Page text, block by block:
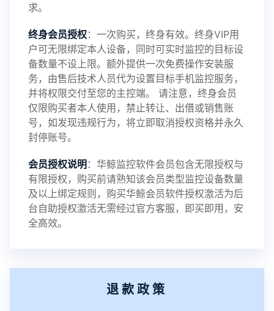
2024-10-08 V3.6
2024-03-16 V3.5
2023-01-12 V3.3
求。
终身会员授权：一次购买，终身有效。终身VIP用
户可无限绑定本人设备，同时可实时监控的目标设
备数量不设上限。额外提供一次免费操作安装服
务，由售后技术人员代为设置目标手机监控服务，
并将权限交付至您的主控端。 请注意，终身会员
仅限购买者本人使用，禁止转让、出借或销售账
号，如发现违规行为，将立即取消授权资格并永久
封停账号。
会员授权说明 ：华鲸监控软件会员包含无限授权与
有限授权，购买前请熟知该会员类型监控设备数量
及以上绑定规则，购买华鲸会员软件授权激活为后
台自助授权激活无需经过官方客服，即买即用，安
全高效。
退款政策